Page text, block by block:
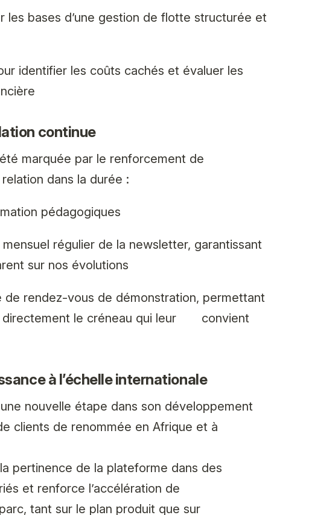
bases d’une gestion de flotte structurée et
identifier les coûts cachés et évaluer les
continue
marquée par le renforcement de
dans la durée :
pédagogiques
régulier de la newsletter, garantissant
sur nos évolutions
rendez-vous de démonstration, permettant
le créneau qui leur convient
à l’échelle internationale
nouvelle étape dans son développement
clients de renommée en Afrique et à
pertinence de la plateforme dans des
et renforce l’accélération de
tant sur le plan produit que sur